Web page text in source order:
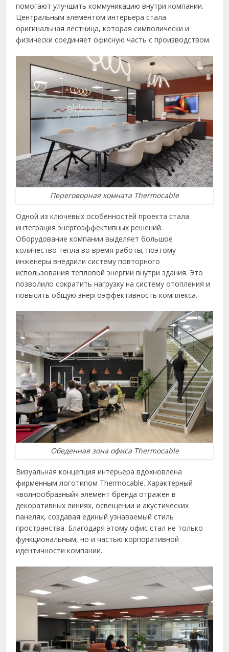
помогают улучшить коммуникацию внутри компании.
Центральным элементом интерьера стала
оригинальная лестница, которая символически и
физически соединяет офисную часть с производством.
Переговорная комната Thermocable
Одной из ключевых особенностей проекта стала
интеграция энергоэффективных решений.
Оборудование компании выделяет большое
количество тепла во время работы, поэтому
инженеры внедрили систему повторного
использования тепловой энергии внутри здания. Это
позволило сократить нагрузку на систему отопления и
повысить общую энергоэффективность комплекса.
Обеденная зона офиса Thermocable
Визуальная концепция интерьера вдохновлена
фирменным логотипом Thermocable. Характерный
«волнообразный» элемент бренда отражён в
декоративных линиях, освещении и акустических
панелях, создавая единый узнаваемый стиль
пространства. Благодаря этому офис стал не только
функциональным, но и частью корпоративной
идентичности компании.